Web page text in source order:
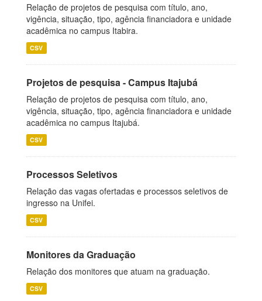
Relação de projetos de pesquisa com título, ano,
vigência, situação, tipo, agência financiadora e unidade
acadêmica no campus Itabira.
CSV
Projetos de pesquisa - Campus Itajubá
Relação de projetos de pesquisa com título, ano,
vigência, situação, tipo, agência financiadora e unidade
acadêmica no campus Itajubá.
CSV
Processos Seletivos
Relação das vagas ofertadas e processos seletivos de
ingresso na Unifei.
CSV
Monitores da Graduação
Relação dos monitores que atuam na graduação.
CSV